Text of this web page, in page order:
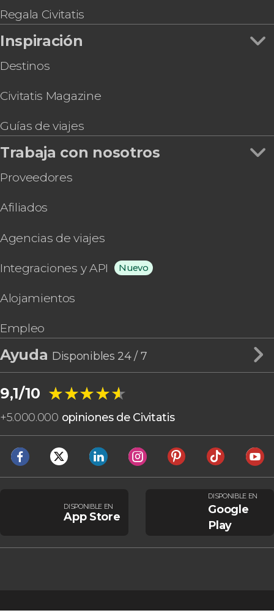
Regala Civitatis
Inspiración
Destinos
Civitatis Magazine
Guías de viajes
Trabaja con nosotros
Proveedores
Afiliados
Agencias de viajes
Integraciones y API Nuevo
Alojamientos
Empleo
Ayuda Disponibles 24 / 7
9,1/10 ★★★★★
★★★★★
+5.000.000 opiniones de Civitatis
DISPONIBLE EN
App Store
DISPONIBLE EN
Google
Play